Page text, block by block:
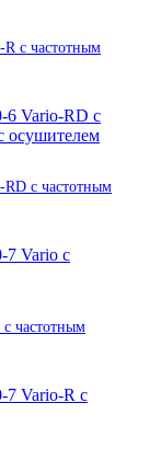
с частотным
с частотным
частотным